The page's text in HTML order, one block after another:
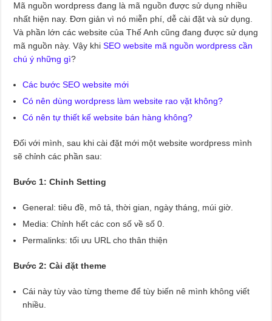
Mã nguồn wordpress đang là mã nguồn được sử dụng nhiều
nhất hiện nay. Đơn giản vì nó miễn phí, dễ cài đặt và sử dụng.
Và phần lớn các website của Thế Anh cũng đang được sử dụng
mã nguồn này. Vậy khiSEO website mã nguồn wordpress cần
chú ý những gì?
Các bước SEO website mới
Có nên dùng wordpress làm website rao vặt không?
Có nên tự thiết kế website bán hàng không?
Đối với mình, sau khi cài đặt mới một website wordpress mình
sẽ chỉnh các phần sau:
Bước 1: Chỉnh Setting
General: tiêu đề, mô tả, thời gian, ngày tháng, múi giờ.
Media: Chỉnh hết các con số về số 0.
Permalinks: tối ưu URL cho thân thiện
Bước 2: Cài đặt theme
Cái này tùy vào từng theme để tùy biến nê mình không viết
nhiều.